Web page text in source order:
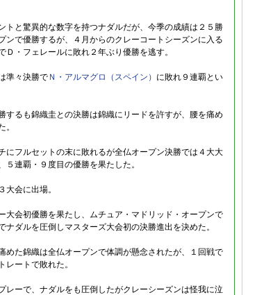
トと驚異的な数字を持つナダルだが、今季の成績は２５勝
ンで優勝するが、４月からのクレーコートシーズンに入る
・フェレールに敗れ２年ぶり優勝を逃す。
準々決勝で Ｎ・アルマグロ（スペイン） に敗れ９連覇とい
するも錦織圭との決勝は錦織にリードを許すが、腰を痛め
。
にフルセットの末に敗れるが全仏オープン決勝では４大大
連覇・９度目の優勝を果たした。
大会に出場。
大会初優勝を果たし、ムチュア・マドリッド・オープンで
ダルを圧倒しマスターズ大会初の決勝進出を決めた。
めた錦織は全仏オープンで体調が懸念されたが、１回戦で
レートで敗れた。
レーで、ナダルをも圧倒したがクレーシーズンは怪我に泣